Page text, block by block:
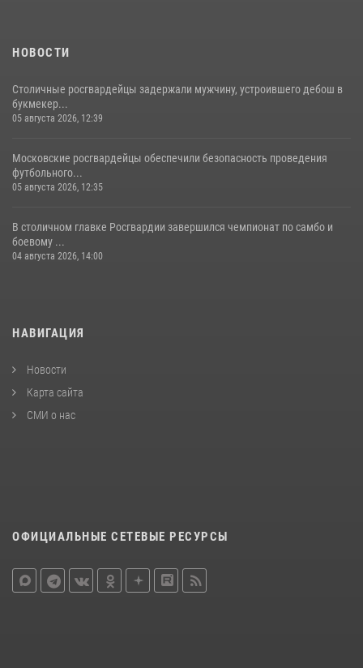
НОВОСТИ
Столичные росгвардейцы задержали мужчину, устроившего дебош в
букмекер...
05 августа 2026, 12:39
Московские росгвардейцы обеспечили безопасность проведения
футбольного...
05 августа 2026, 12:35
В столичном главке Росгвардии завершился чемпионат по самбо и
боевому ...
04 августа 2026, 14:00
НАВИГАЦИЯ
Новости
Карта сайта
СМИ о нас
ОФИЦИАЛЬНЫЕ СЕТЕВЫЕ РЕСУРСЫ